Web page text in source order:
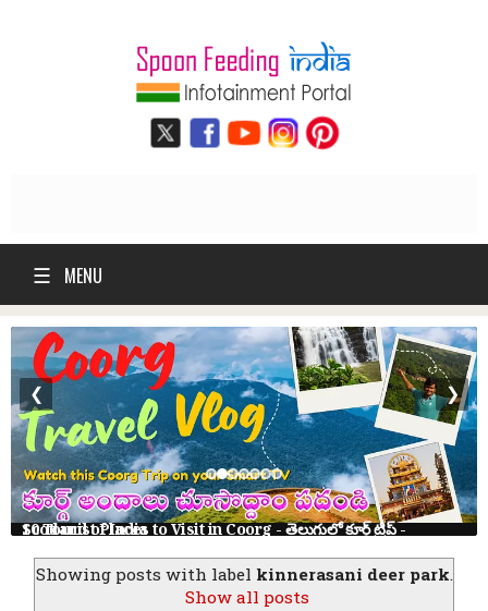
☰ MENU
10 Tourist Places to Visit in Coorg - తెలుగులో కూర్గ్ ట్రిప్ - Scotland of India
❮ ❯
Showing posts with label kinnerasani deer park.
Show all posts